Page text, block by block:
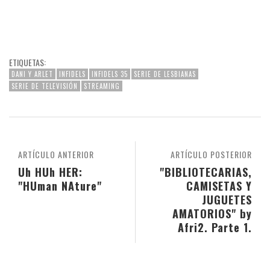
ETIQUETAS:
DANI Y ARLET INFIDELS INFIDELS 35
SERIE DE LESBIANAS
SERIE DE TELEVISIÓN
STREAMING
ARTÍCULO POSTERIOR
"BIBLIOTECARIAS,
CAMISETAS Y
JUGUETES
AMATORIOS" by
Afri2. Parte 1.
ARTÍCULO ANTERIOR
Uh HUh HER:
"HUman NAture"